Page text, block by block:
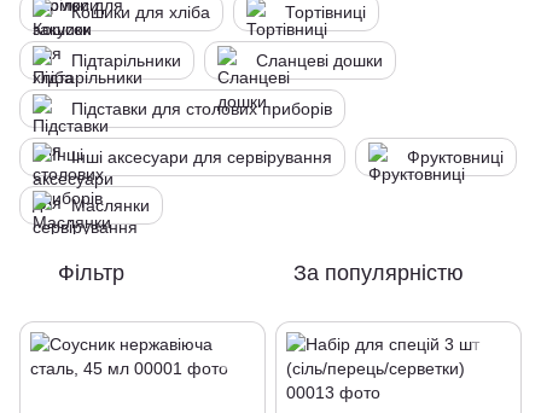
Кошики для хліба Тортівниці
Підтарільники Сланцеві дошки
Підставки для столових приборів
Інші аксесуари для сервірування Фруктовниці
Маслянки
Фільтр За популярністю